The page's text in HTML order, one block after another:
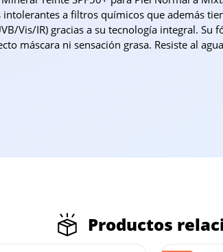
intolerantes a filtros químicos que además
Vis/IR) gracias a su tecnología integral.
máscara ni sensación grasa. Resiste al
Productos